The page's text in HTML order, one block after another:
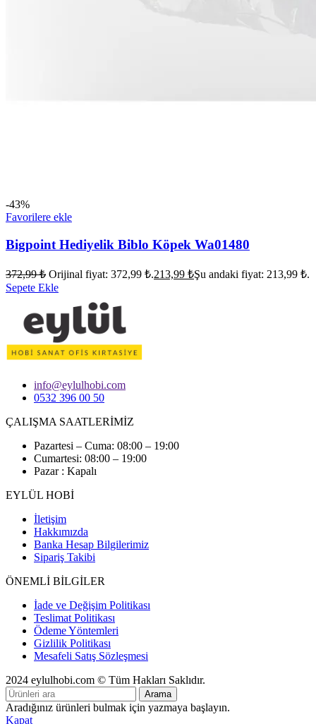
-43%
Favorilere ekle
Bigpoint Hediyelik Biblo Köpek Wa01480
372,99₺ Orijinal fiyat: 372,99 ₺.213,99 ₺Şu andaki fiyat: 213,99 ₺.
Sepete Ekle
info@eylulhobi.com
0532 396 00 50
ÇALIŞMA SAATLERİMİZ
Pazartesi – Cuma: 08:00 – 19:00
Cumartesi: 08:00 – 19:00
Pazar : Kapalı
EYLÜL HOBİ
İletişim
Hakkımızda
Banka Hesap Bilgilerimiz
Sipariş Takibi
ÖNEMLİ BİLGİLER
İade ve Değişim Politikası
Teslimat Politikası
Ödeme Yöntemleri
Gizlilik Politikası
Mesafeli Satış Sözleşmesi
2024 eylulhobi.com © Tüm Hakları Saklıdır.
Arama
Aradığınız ürünleri bulmak için yazmaya başlayın.
Kapat